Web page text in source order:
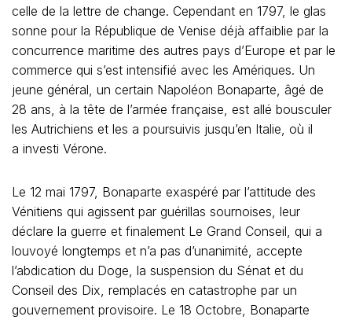
celle de la lettre de change. Cependant en 1797, le glas
sonne pour la République de Venise déjà affaiblie par la
concurrence maritime des autres pays d’Europe et par le
commerce qui s’est intensifié avec les Amériques. Un
jeune général, un certain Napoléon Bonaparte, âgé de
28 ans, à la tête de l’armée française, est allé bousculer
les Autrichiens et les a poursuivis jusqu’en Italie, où il
a investi Vérone.
Le 12 mai 1797, Bonaparte exaspéré par l’attitude des
Vénitiens qui agissent par guérillas sournoises, leur
déclare la guerre et finalement Le Grand Conseil, qui a
louvoyé longtemps et n’a pas d’unanimité, accepte
l’abdication du Doge, la suspension du Sénat et du
Conseil des Dix, remplacés en catastrophe par un
gouvernement provisoire. Le 18 Octobre, Bonaparte